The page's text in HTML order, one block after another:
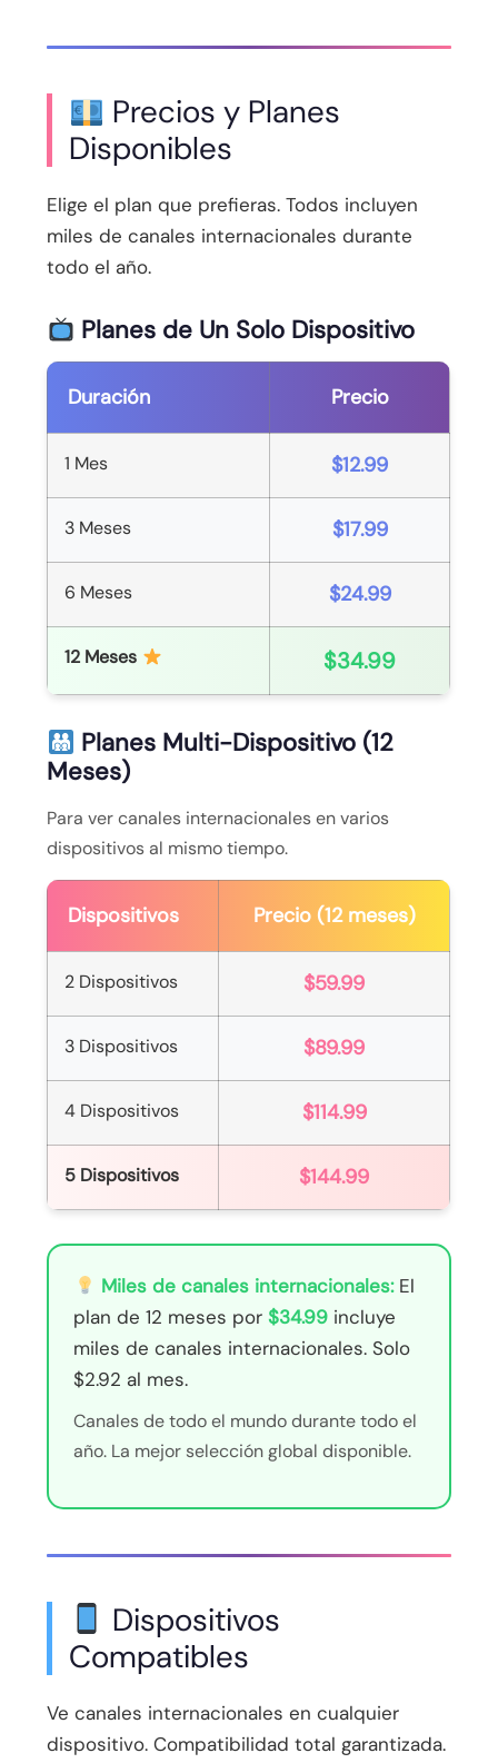
Precios y Planes
Disponibles
Elige el plan que prefieras. Todos incluyen
miles de canales internacionales durante
todo el año.
Planes de Un Solo Dispositivo
Duración Precio
1 Mes $12.99
3 Meses $17.99
6 Meses $24.99
12 Meses $34.99
Planes Multi-Dispositivo (12
Meses)
Para ver canales internacionales en varios
dispositivos al mismo tiempo.
Dispositivos Precio (12 meses)
2 Dispositivos $59.99
3 Dispositivos $89.99
4 Dispositivos $114.99
5 Dispositivos $144.99
Miles de canales internacionales:El
plan de 12 meses por$34.99 incluye
miles de canales internacionales. Solo
$2.92 al mes.
Canales de todo el mundo durante todo el
año. La mejor selección global disponible.
Dispositivos
Compatibles
Ve canales internacionales en cualquier
dispositivo. Compatibilidad total garantizada.